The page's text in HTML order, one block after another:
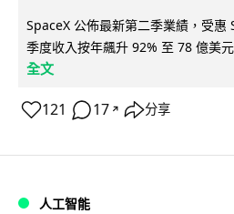
SpaceX 公佈最新第二季業績，受惠
季度收入按年飆升 92% 至 78 億美
全文
121 17 ↗ 分享
人工智能